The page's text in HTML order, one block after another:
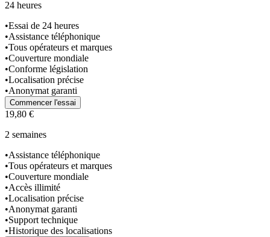
24 heures
•Essai de 24 heures
•Assistance téléphonique
•Tous opérateurs et marques
•Couverture mondiale
•Conforme législation
•Localisation précise
•Anonymat garanti
Commencer l'essai
19,80 €
2 semaines
•Assistance téléphonique
•Tous opérateurs et marques
•Couverture mondiale
•Accès illimité
•Localisation précise
•Anonymat garanti
•Support technique
•Historique des localisations